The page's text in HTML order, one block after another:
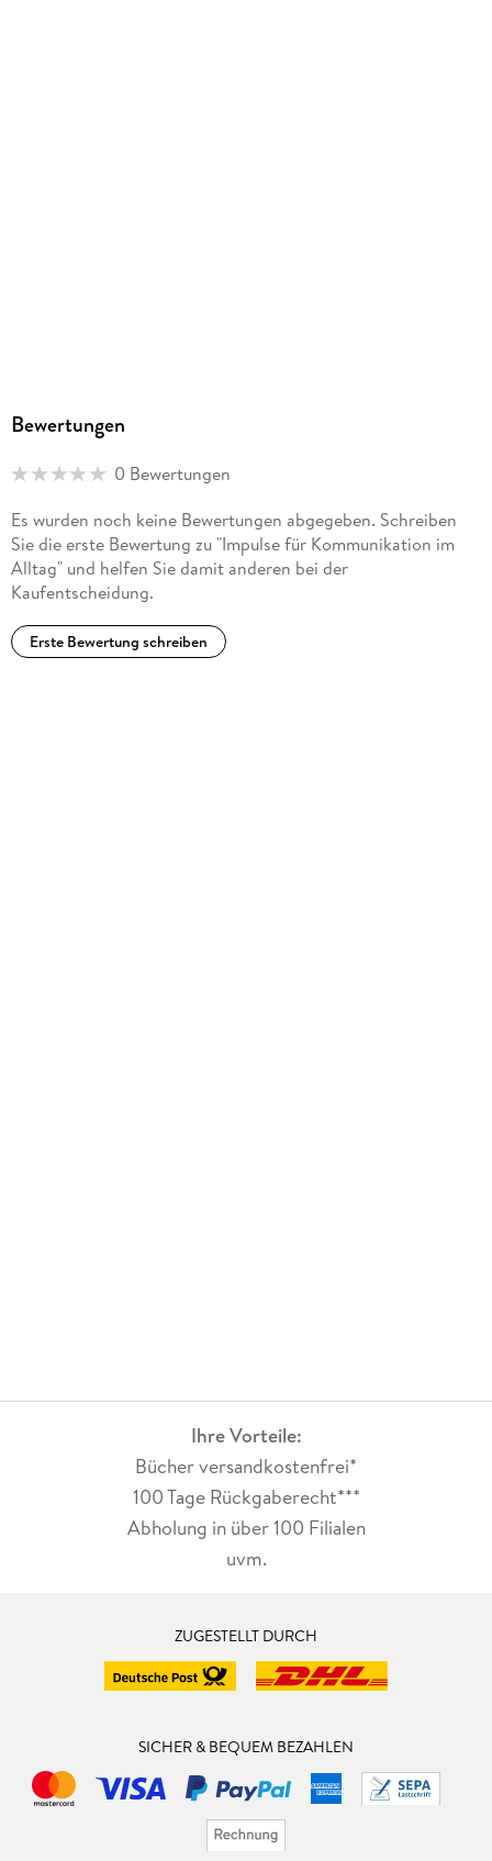
Bewertungen
0 Bewertungen
Es wurden noch keine Bewertungen abgegeben. Schreiben
Sie die erste Bewertung zu "Impulse für Kommunikation im
Alltag" und helfen Sie damit anderen bei der
Kaufentscheidung.
Erste Bewertung schreiben
Ihre Vorteile:
Bücher versandkostenfrei*
100 Tage Rückgaberecht***
Abholung in über 100 Filialen
uvm.
ZUGESTELLT DURCH
SICHER & BEQUEM BEZAHLEN